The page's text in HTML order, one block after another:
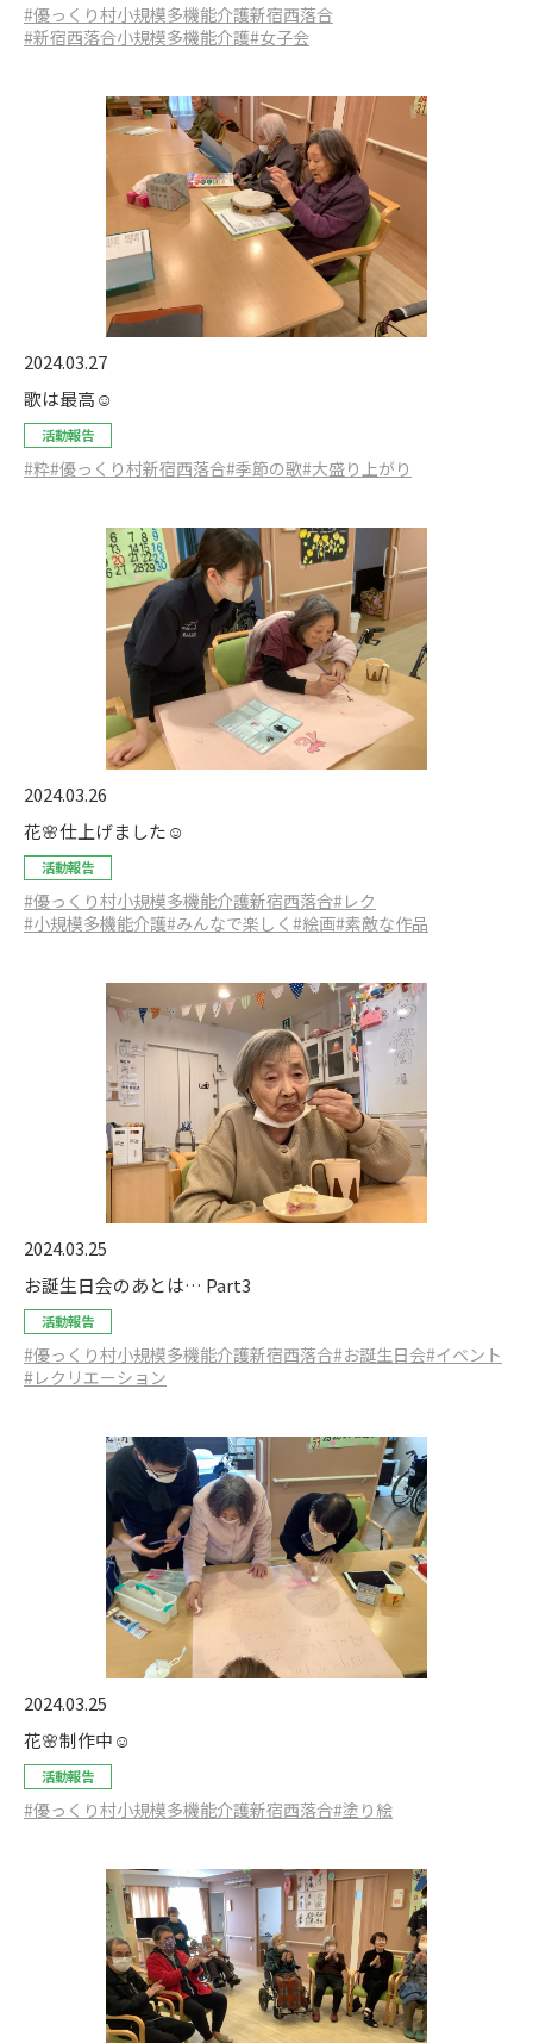
#優っくり村小規模多機能介護新宿西落合
#新宿西落合小規模多機能介護#女子会
2024.03.27
歌は最高☺️
活動報告
#粋#優っくり村新宿西落合#季節の歌#大盛り上がり
2024.03.26
花🌸仕上げました☺️
活動報告
#優っくり村小規模多機能介護新宿西落合#レク
#小規模多機能介護#みんなで楽しく #絵画#素敵な作品
2024.03.25
お誕生日会のあとは… Part3
活動報告
#優っくり村小規模多機能介護新宿西落合#お誕生日会#イベント
#レクリエーション
2024.03.25
花🌸制作中☺️
活動報告
#優っくり村小規模多機能介護新宿西落合#塗り絵